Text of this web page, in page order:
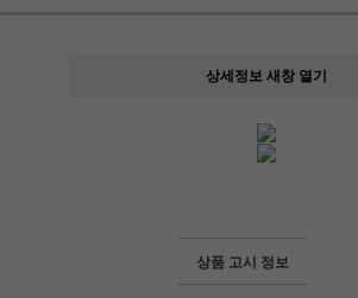
상세정보 새창 열기
상품 고시 정보